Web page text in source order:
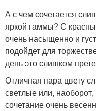
А с чем сочетается
яркой гаммы? С
очень насыщенно и
подойдет для
день это слишком
Отличная пара цвету
светлые или,
сочетание очень